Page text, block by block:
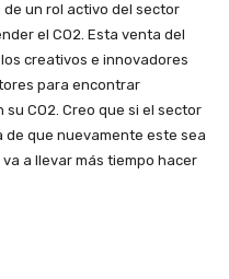
un rol activo del sector
el CO2. Esta venta del
creativos e innovadores
para encontrar
CO2. Creo que si el sector
que nuevamente este sea
a llevar más tiempo hacer